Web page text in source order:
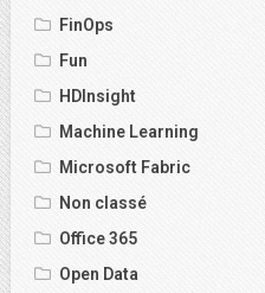
FinOps
Fun
HDInsight
Machine Learning
Microsoft Fabric
Non classé
Office 365
Open Data